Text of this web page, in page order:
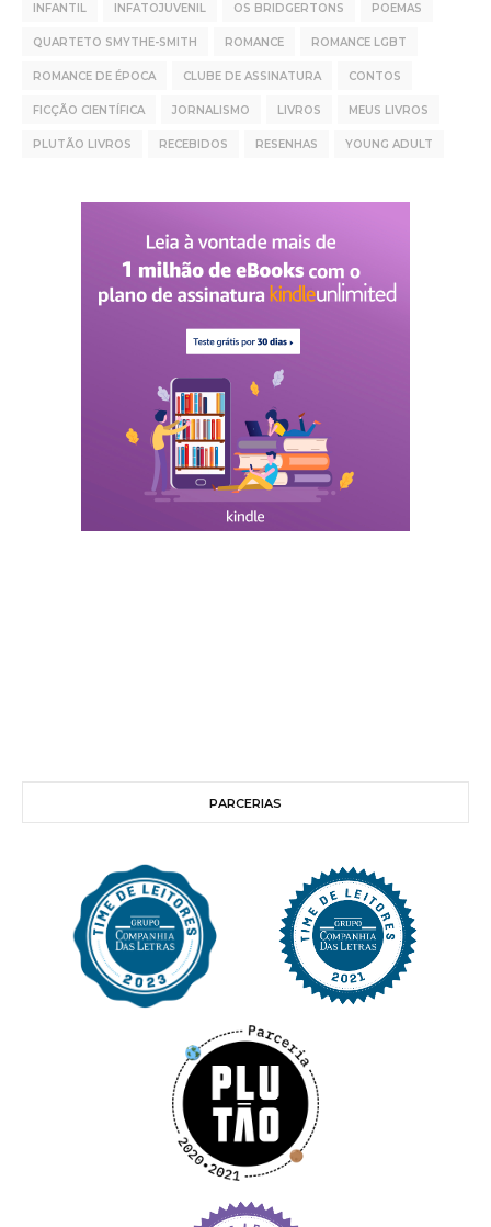
INFANTIL INFATOJUVENIL OS BRIDGERTONS POEMAS
QUARTETO SMYTHE-SMITH ROMANCE ROMANCE LGBT
ROMANCE DE ÉPOCA CLUBE DE ASSINATURA CONTOS
FICÇÃO CIENTÍFICA JORNALISMO LIVROS MEUS LIVROS
PLUTÃO LIVROS RECEBIDOS RESENHAS YOUNG ADULT
PARCERIAS